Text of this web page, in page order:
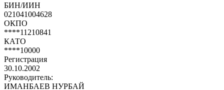
БИН/ИИН
021041004628
ОКПО
****11210841
КАТО
****10000
Регистрация
30.10.2002
Руководитель:
ИМАНБАЕВ НУРБАЙ